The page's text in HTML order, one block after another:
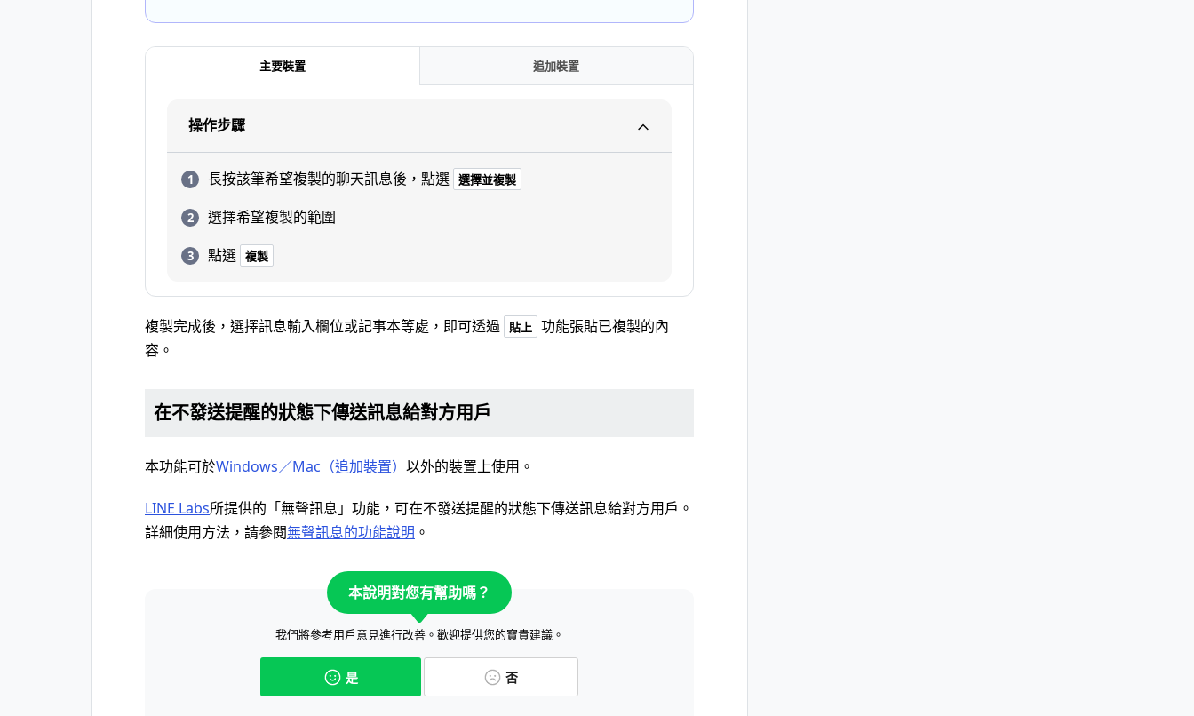
主要裝置 追加裝置
操作步驟
長按該筆希望複製的聊天訊息後，點選 選擇並複製
選擇希望複製的範圍
點選 複製
複製完成後，選擇訊息輸入欄位或記事本等處，即可透過 貼上 功能張貼已複製的內
容。
在不發送提醒的狀態下傳送訊息給對方用戶
本功能可於Windows／Mac（追加裝置） 以外的裝置上使用。
LINE Labs所提供的「無聲訊息」功能，可在不發送提醒的狀態下傳送訊息給對方用戶。
詳細使用方法，請參閱無聲訊息的功能說明 。
本說明對您有幫助嗎？
我們將參考用戶意見進行改善。歡迎提供您的寶貴建議。
是 否